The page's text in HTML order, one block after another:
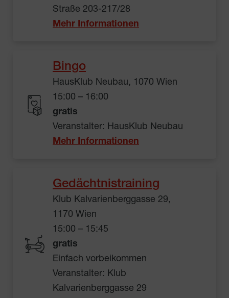
Straße 203-217/28
Mehr Informationen
Bingo
HausKlub Neubau, 1070 Wien
15:00 – 16:00
gratis
Veranstalter: HausKlub Neubau
Mehr Informationen
Gedächtnistraining
Klub Kalvarienberggasse 29,
1170 Wien
15:00 – 15:45
gratis
Einfach vorbeikommen
Veranstalter: Klub
Kalvarienberggasse 29